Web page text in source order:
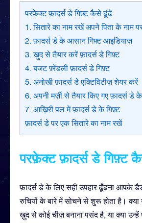
परफ़ेक्ट फ़ादर्स डे गिफ़्ट कैसे ढूंढें
1. सितारे का नाम रखें अपने पिता के नाम
2. फ़ादर्स डे के आसान गिफ़्ट आइडियाज़
3. ख़ुद से तैयार करें फ़ादर्स डे गिफ़्ट
4. बजट फ़्रेंडली फ़ादर्स डे गिफ़्ट
5. अनोखी फ़ादर्स डे एक्टिविटीज़ शेयर करें
6. अपनी मर्ज़ी से तैयार किए गए फ़ादर्स डे
7. आख़िरी पल में फ़ादर्स डे के गिफ़्ट
फ़ादर्स डे पर एक सितारे का नाम रखें
परफ़ेक्ट फ़ादर्स डे गिफ़्ट
फ़ादर्स डे के लिए सही उपहार ढूँढना आपके
रुचियों के बारे में सोचने से शुरू होता है।
ख़ुद से कोई चीज़ बनाना पसंद है, या क्या